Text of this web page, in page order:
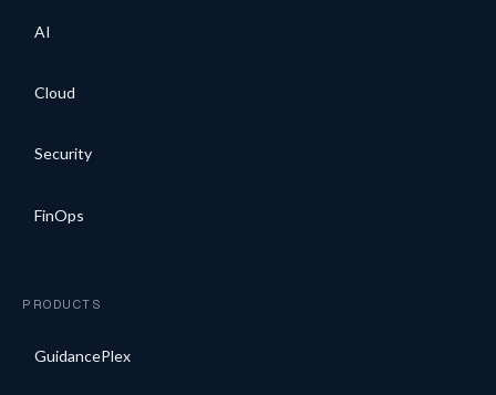
AI
Cloud
Security
FinOps
PRODUCTS
GuidancePlex